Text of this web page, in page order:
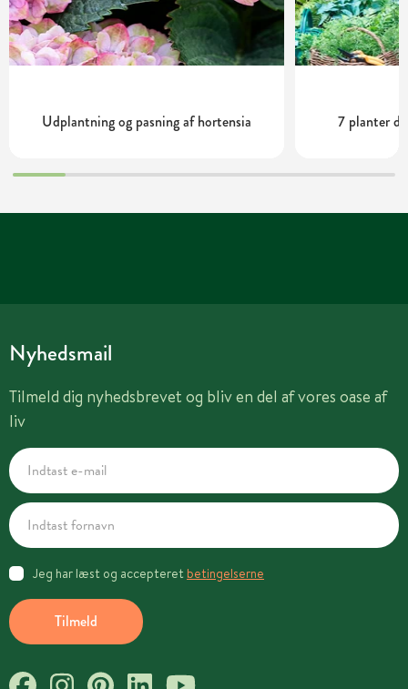
Udplantning og pasning af hortensia 7 planter
Nyhedsmail
Tilmeld dig nyhedsbrevet og bliv en del af vores oase af
liv
Tilmeld
Jeg har læst og accepteret betingelserne